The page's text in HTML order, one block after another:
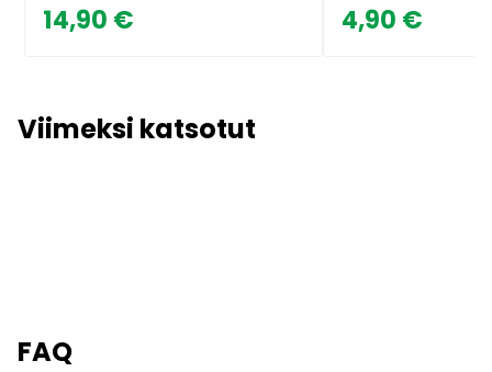
14,90 € 4,90 €
Viimeksi katsotut
FAQ